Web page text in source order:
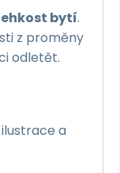
bytí.
z proměny
odletět.
a